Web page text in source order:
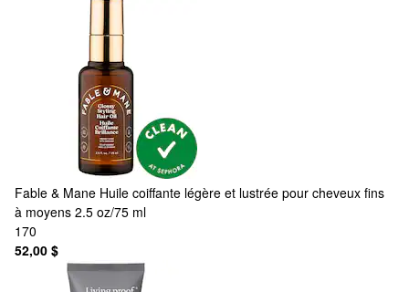
Fable & Mane Huile coiffante légère et lustrée pour cheveux fins
à moyens 2.5 oz/75 ml
170
52,00 $